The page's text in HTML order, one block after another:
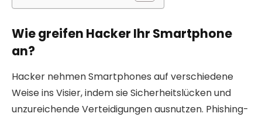
Wie greifen Hacker Ihr Smartphone
an?
Hacker nehmen Smartphones auf verschiedene
Weise ins Visier, indem sie Sicherheitslücken und
unzureichende Verteidigungen ausnutzen. Phishing-